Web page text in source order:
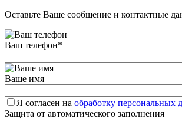
Оставьте Ваше сообщение и контактные
Ваш телефон*
Ваше имя
Я согласен на обработку персональных
Защита от автоматического заполнения